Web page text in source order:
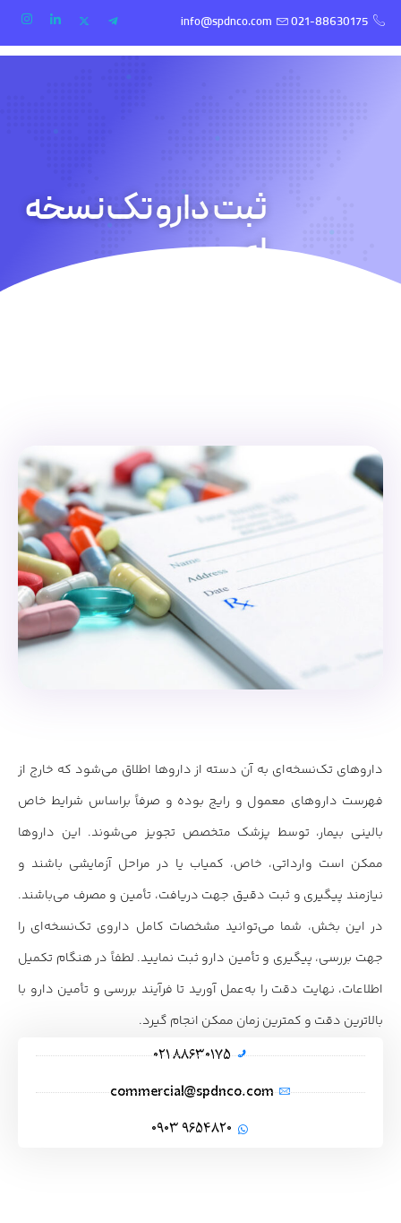
021-88630175
info@spdnco.com
ثبت دارو تک نسخه
ای
داروهای تک‌نسخه‌ای به آن دسته از داروها اطلاق می‌شود که خارج از
فهرست داروهای معمول و رایج بوده و صرفاً براساس شرایط خاص
بالینی بیمار، توسط پزشک متخصص تجویز می‌شوند. این داروها
ممکن است وارداتی، خاص، کمیاب یا در مراحل آزمایشی باشند و
نیازمند پیگیری و ثبت دقیق جهت دریافت، تأمین و مصرف می‌باشند.
در این بخش، شما می‌توانید مشخصات کامل داروی تک‌نسخه‌ای را
جهت بررسی، پیگیری و تأمین دارو ثبت نمایید. لطفاً در هنگام تکمیل
اطلاعات، نهایت دقت را به‌عمل آورید تا فرآیند بررسی و تأمین دارو با
بالاترین دقت و کمترین زمان ممکن انجام گیرد.
88630175 021
commercial@spdnco.com
9654820 0903